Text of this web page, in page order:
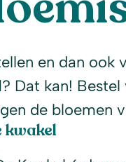
en dan ook
? Dat kan!
de bloemen
kwakel